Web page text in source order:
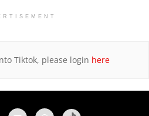
Tiktok, please login here